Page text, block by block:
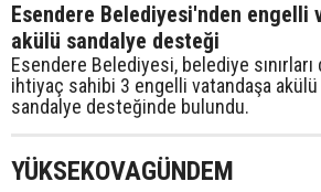
Esendere Belediyesi'nden engelli
akülü sandalye desteği
Esendere Belediyesi, belediye sınırları
ihtiyaç sahibi 3 engelli vatandaşa
sandalye desteğinde bulundu.
YÜKSEKOVAGÜNDEM